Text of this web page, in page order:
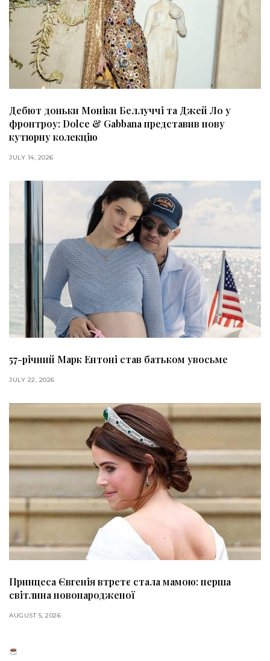
Дебют доньки Моніки Беллуччі та Джей Ло у
фронтроу: Dolce & Gabbana представив нову
кутюрну колекцію
JULY 14, 2026
57-річний Марк Ентоні став батьком увосьме
JULY 22, 2026
Принцеса Євгенія втретє стала мамою: перша
світлина новонародженої
AUGUST 5, 2026